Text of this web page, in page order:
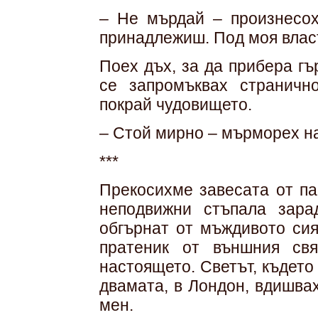
– Не мърдай –
принадлежиш. Под моя
Поех дъх, за да прибера
се запромъквах
покрай чудовището.
– Стой мирно – мърморех
***
Прекосихме завесата от
неподвижни стъпала
обгърнат от мъждивото
пратеник от външния
настоящето. Светът,
двамата, в Лондон,
мен.